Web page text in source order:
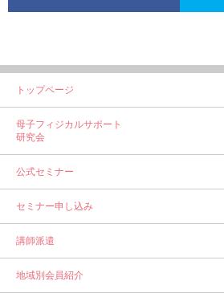
トップページ
母子フィジカルサポート
研究会
公式セミナー
セミナー申し込み
講師派遣
地域別会員紹介